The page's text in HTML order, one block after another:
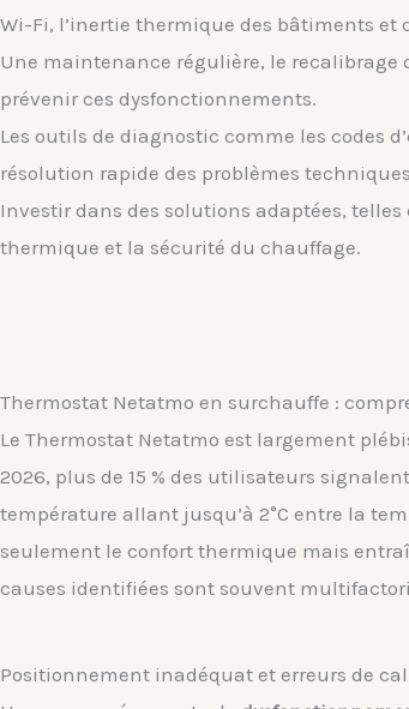
Wi-Fi, l’inertie thermique des bâtiments et
Une maintenance régulière, le recalibrage
prévenir ces dysfonctionnements.
Les outils de diagnostic comme les codes
résolution rapide des problèmes
Investir dans des solutions adaptées,
thermique et la sécurité du chauffage.
Thermostat Netatmo en surchauffe :
Le Thermostat Netatmo est largement
2026, plus de 15 % des utilisateurs
température allant jusqu’à 2°C entre la
seulement le confort thermique mais
causes identifiées sont souvent
Positionnement inadéquat et erreurs de